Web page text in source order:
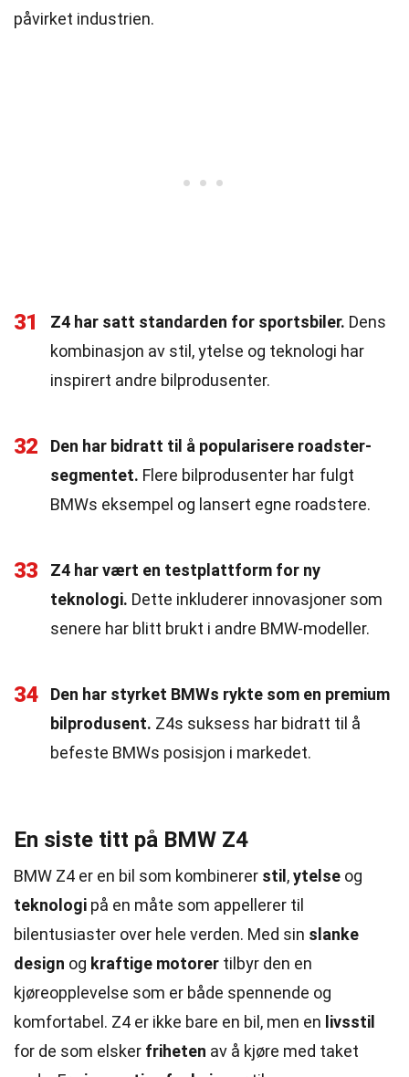
påvirket industrien.
31 Z4 har satt standarden for sportsbiler. Dens
kombinasjon av stil, ytelse og teknologi har
inspirert andre bilprodusenter.
32
Den har bidratt til å popularisere roadster-
segmentet. Flere bilprodusenter har fulgt
BMWs eksempel og lansert egne roadstere.
33
Z4 har vært en testplattform for ny
teknologi. Dette inkluderer innovasjoner som
senere har blitt brukt i andre BMW-modeller.
34
Den har styrket BMWs rykte som en premium
bilprodusent. Z4s suksess har bidratt til å
befeste BMWs posisjon i markedet.
En siste titt på BMW Z4
BMW Z4 er en bil som kombinerer stil ,ytelse og
teknologi på en måte som appellerer til
bilentusiaster over hele verden. Med sin slanke
design og kraftige motorer tilbyr den en
kjøreopplevelse som er både spennende og
komfortabel. Z4 er ikke bare en bil, men en livsstil
for de som elsker friheten av å kjøre med taket